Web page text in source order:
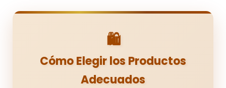
🛍️
Cómo Elegir los Productos
Adecuados